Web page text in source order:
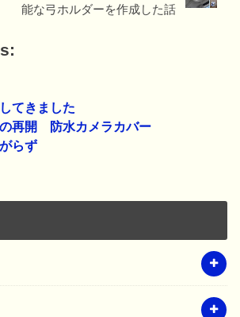
能な弓ホルダーを作成した話
てきました
の再開 防水カメラカバー
らず